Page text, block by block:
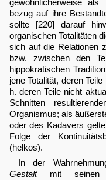
bezug auf ihre
sollte [220] darauf
organischen Totalitäten
sich auf die Relationen
bzw. zwischen den
hippokratischen
jene Totalität, deren
h. deren Teile nicht
Schnitten
Organismus; als
oder des Kadavers
Folge der
(helkos).
In der
Gestaltmit seinen